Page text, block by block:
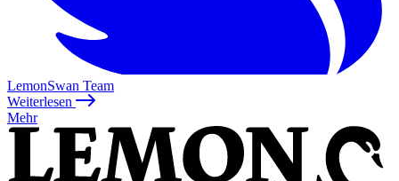
LemonSwan Team
Weiterlesen
Mehr